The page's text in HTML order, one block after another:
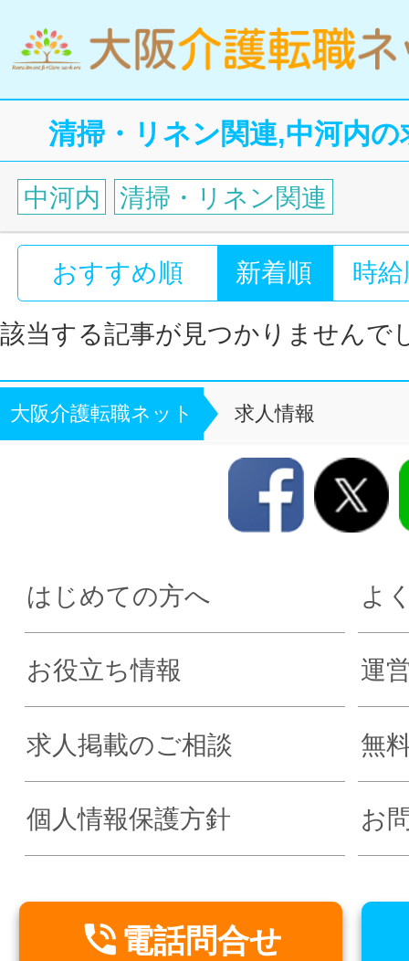
清掃・リネン関連,中河内
中河内 清掃・リネン関連
おすすめ順 新着順 時
該当する記事が見つかりませんで
大阪介護転職ネット 求人情報
はじめての方へ よ
お役立ち情報 運
求人掲載のご相談 無
個人情報保護方針 お
 電話問合せ